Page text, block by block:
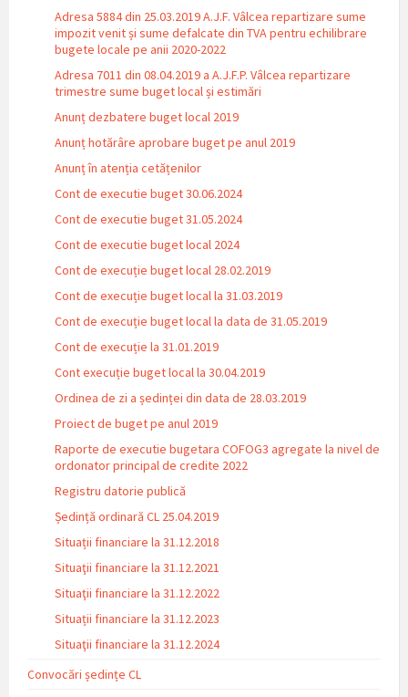
Adresa 5884 din 25.03.2019 A.J.F. Vâlcea repartizare sume
impozit venit și sume defalcate din TVA pentru echilibrare
bugete locale pe anii 2020-2022
Adresa 7011 din 08.04.2019 a A.J.F.P. Vâlcea repartizare
trimestre sume buget local și estimări
Anunț dezbatere buget local 2019
Anunț hotărâre aprobare buget pe anul 2019
Anunț în atenția cetățenilor
Cont de executie buget 30.06.2024
Cont de executie buget 31.05.2024
Cont de executie buget local 2024
Cont de execuție buget local 28.02.2019
Cont de execuție buget local la 31.03.2019
Cont de execuție buget local la data de 31.05.2019
Cont de execuție la 31.01.2019
Cont execuție buget local la 30.04.2019
Ordinea de zi a ședinței din data de 28.03.2019
Proiect de buget pe anul 2019
Raporte de executie bugetara COFOG3 agregate la nivel de
ordonator principal de credite 2022
Registru datorie publică
Ședință ordinară CL 25.04.2019
Situații financiare la 31.12.2018
Situaţii financiare la 31.12.2021
Situaţii financiare la 31.12.2022
Situații financiare la 31.12.2023
Situaţii financiare la 31.12.2024
Convocări ședințe CL